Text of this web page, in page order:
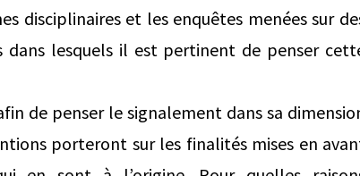
disciplinaires et les enquêtes menées sur
lesquels il est pertinent de penser
de penser le signalement dans sa
porteront sur les finalités mises en